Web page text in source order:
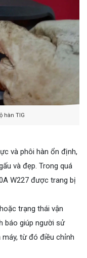
hàn TIG
và phôi hàn ổn định,
và đẹp. Trong quá
W227 được trang bị
trạng thái vận
báo giúp người sử
từ đó điều chỉnh